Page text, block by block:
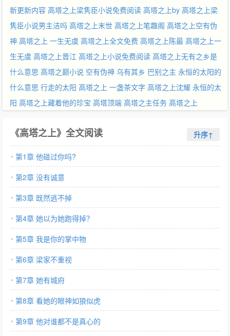
新更新内容 高塔之上梁隽臣小说免费阅读 高塔之上by 高塔之上梁
隽臣小说男主洁吗 高塔之上末世 高塔之上笔趣阁 高塔之上空有伪
神 高塔之上 一生无虞 高塔之上全文免费 高塔之上陈最 高塔之上一
生无虞 高塔之上晋江 高塔之上小说免费阅读 高塔之上无有之乡是
什么意思 高塔之巅小说 空有伪神 乌有其乡 巴别之主 永恒的太阳的
什么意思 行走的太阳 高塔之上 一盏茶文字 高塔之上沈耀 永恒的太
阳 高塔之上藏着他的珍宝 高塔顶端 高塔之主任务 高塔之上
《高塔之上》全文阅读 升序↑
第1章 他碰过你吗?
第2章 没有诚意
第3章 既然逃不掉
第4章 她以为她跑得掉？
第5章 我是你的掌中物
第6章 梁家不重视
第7章 她有城府
第8章 看她的眼神如狼似虎
第9章 他对谁都不是真心的